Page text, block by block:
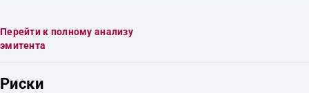
Перейти к полному анализу
эмитента
Риски